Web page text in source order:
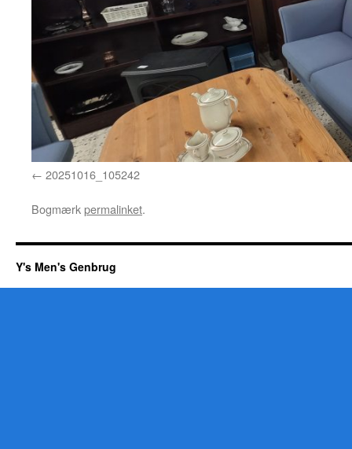
20251016_105242
Bogmærkpermalinket.
Y's Men's Genbrug